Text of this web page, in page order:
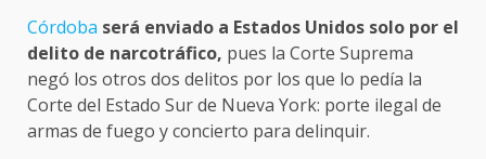
Córdoba será enviado a Estados Unidos solo por el
delito de narcotráfico, pues la Corte Suprema
negó los otros dos delitos por los que lo pedía la
Corte del Estado Sur de Nueva York: porte ilegal de
armas de fuego y concierto para delinquir.